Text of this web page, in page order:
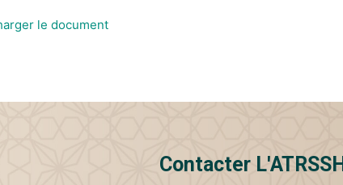
le document
Contacter L'ATRSSH